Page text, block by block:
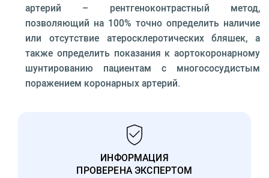
артерий – рентгеноконтрастный метод,
позволяющий на 100% точно определить наличие
или отсутствие атеросклеротических бляшек, а
также определить показания к аортокоронарному
шунтированию пациентам с многососудистым
поражением коронарных артерий.
ИНФОРМАЦИЯ
ПРОВЕРЕНА ЭКСПЕРТОМ